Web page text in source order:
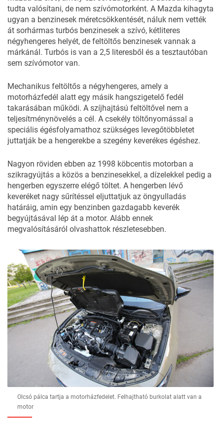
tudta valósítani, de nem szívómotorként. A Mazda kihagyta
ugyan a benzinesek méretcsökkentését, náluk nem vették
át sorhármas turbós benzinesek a szívó, kétliteres
négyhengeres helyét, de feltöltős benzinesek vannak a
márkánál. Turbós is van a 2,5 literesből és a tesztautóban
sem szívómotor van.
Mechanikus feltöltős a négyhengeres, amely a
motorházfedél alatt egy másik hangszigetelő fedél
takarásában működi. A szíjhajtású feltöltővel nem a
teljesítménynövelés a cél. A csekély töltőnyomással a
speciális égésfolyamathoz szükséges levegőtöbbletet
juttatják be a hengerekbe a szegény keverékes égéshez.
Nagyon röviden ebben az 1998 köbcentis motorban a
szikragyújtás a közös a benzinesekkel, a dízelekkel pedig a
hengerben egyszerre elégő töltet. A hengerben lévő
keveréket nagy sűrítéssel eljuttatjuk az öngyulladás
határáig, amin egy benzinben gazdagabb keverék
begyújtásával lép át a motor. Alább ennek
megvalósításáról olvashattok részletesebben.
Olcsó pálca tartja a motorházfedelet. Felhajtható burkolat alatt van a
motor